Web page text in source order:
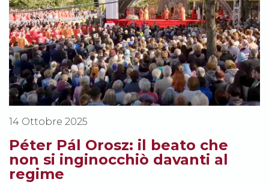
14 Ottobre 2025
Péter Pál Orosz: il beato che
non si inginocchiò davanti al
regime